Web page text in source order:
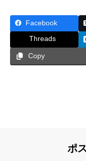
Facebook
Threads
Copy
ポ